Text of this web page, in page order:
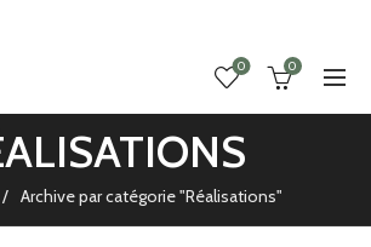
0 0
Archive par catégorie "Réalisations"